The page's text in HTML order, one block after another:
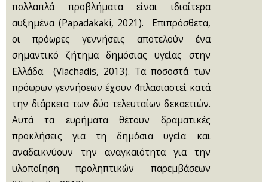
πολλαπλά προβλήματα είναι ιδιαίτερα
αυξημένα (Papadakaki, 2021). Επιπρόσθετα,
οι πρόωρες γεννήσεις αποτελούν ένα
σημαντικό ζήτημα δημόσιας υγείας στην
Ελλάδα (Vlachadis, 2013). Τα ποσοστά των
πρόωρων γεννήσεων έχουν 4πλασιαστεί κατά
την διάρκεια των δύο τελευταίων δεκαετιών.
Αυτά τα ευρήματα θέτουν δραματικές
προκλήσεις για τη δημόσια υγεία και
αναδεικνύουν την αναγκαιότητα για την
υλοποίηση προληπτικών παρεμβάσεων